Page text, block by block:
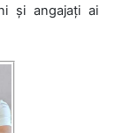
și angajați ai